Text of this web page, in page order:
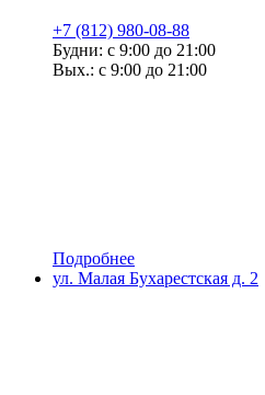
+7 (812) 980-08-88
Будни: с 9:00 до 21:00
Вых.: с 9:00 до 21:00
Подробнее
ул. Малая Бухарестская д. 2